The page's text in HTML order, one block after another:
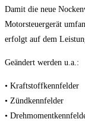
Damit die neue
Motorsteuergerät
erfolgt auf dem
Geändert werden u.a.:
• Kraftstoffkennfelder
• Zündkennfelder
•